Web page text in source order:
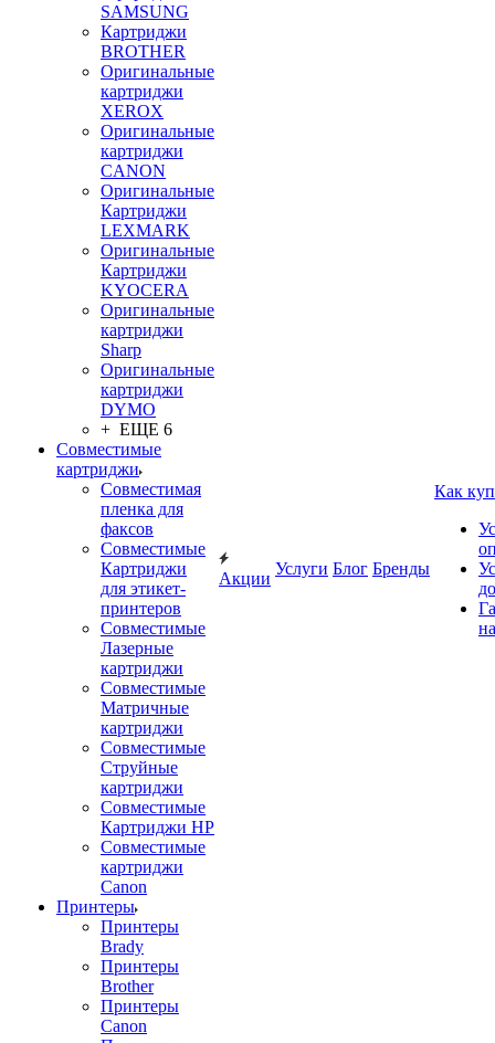
SAMSUNG
Картриджи
BROTHER
Оригинальные
картриджи
XEROX
Оригинальные
картриджи
CANON
Оригинальные
Картриджи
LEXMARK
Оригинальные
Картриджи
KYOCERA
Оригинальные
картриджи
Sharp
Оригинальные
картриджи
DYMO
+ ЕЩЕ 6
Совместимые
картриджи
Совместимая
пленка для
факсов
Совместимые
Картриджи
для этикет-
принтеров
Совместимые
Лазерные
картриджи
Совместимые
Матричные
картриджи
Совместимые
Струйные
картриджи
Совместимые
Картриджи HP
Совместимые
картриджи
Canon
Принтеры
Принтеры
Brady
Принтеры
Brother
Принтеры
Canon
Акции
Услуги Блог Бренды
Как